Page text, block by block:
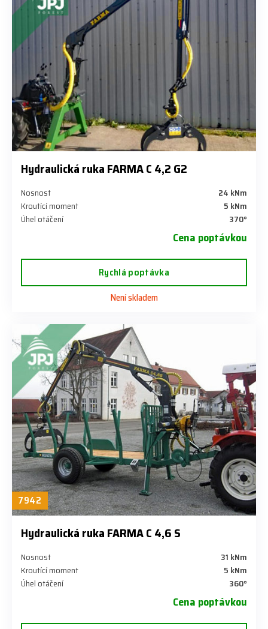
Hydraulická ruka FARMA C 4,2 G2
Nosnost
24 kNm
Kroutící moment
5 kNm
Úhel otáčení
370°
Cena poptávkou
Rychlá poptávka
Není skladem
7942
Hydraulická ruka FARMA C 4,6 S
Nosnost
31 kNm
Kroutící moment
5 kNm
Úhel otáčení
360°
Cena poptávkou